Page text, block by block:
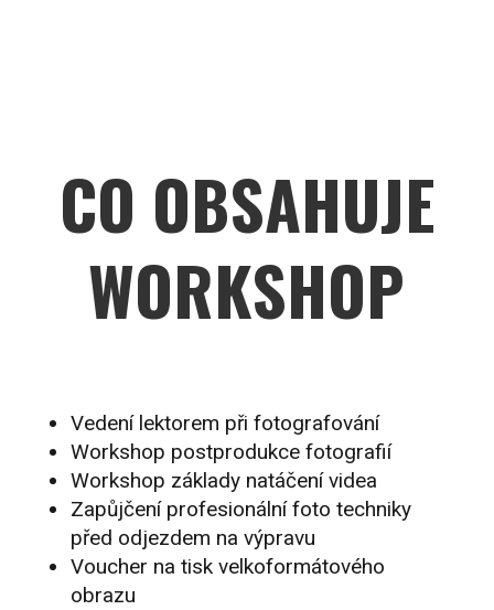
CO OBSAHUJE
WORKSHOP
Vedení lektorem při fotografování
Workshop postprodukce fotografií
Workshop základy natáčení videa
Zapůjčení profesionální foto techniky
před odjezdem na výpravu
Voucher na tisk velkoformátového
obrazu